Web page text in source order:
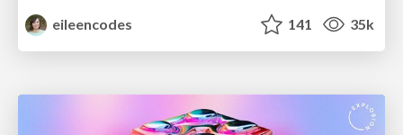
eileencodes
141 35k